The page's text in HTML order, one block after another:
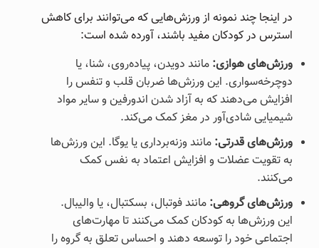
در اینجا چند نمونه از ورزش‌هایی که می‌توانند برای کاهش
استرس در کودکان مفید باشند، آورده شده است:
ورزش‌های هوازی: مانند دویدن، پیاده‌روی، شنا، یا
دوچرخه‌سواری. این ورزش‌ها ضربان قلب و تنفس را
افزایش می‌دهند که به آزاد شدن اندورفین و سایر مواد
شیمیایی شادی‌آور در مغز کمک می‌کند.
ورزش‌های قدرتی: مانند وزنه‌برداری یا یوگا. این ورزش‌ها
به تقویت عضلات و افزایش اعتماد به نفس کمک
می‌کنند.
ورزش‌های گروهی: مانند فوتبال، بسکتبال، یا والیبال.
این ورزش‌ها به کودکان کمک می‌کنند تا مهارت‌های
اجتماعی خود را توسعه دهند و احساس تعلق به گروه را